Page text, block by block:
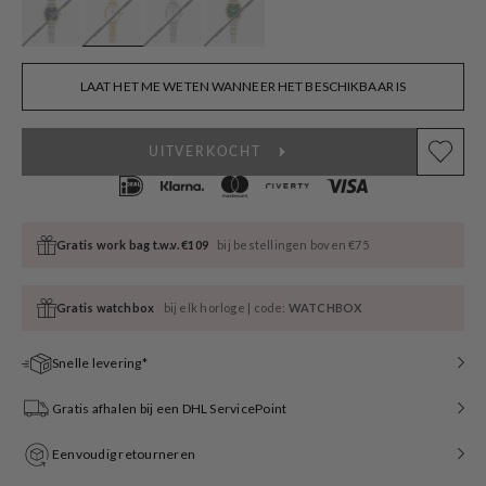
LAAT HET ME WETEN WANNEER HET BESCHIKBAAR IS
UITVERKOCHT
Gratis work bag t.w.v. €109 bij bestellingen boven €75
Gratis watchbox bij elk horloge | code: WATCHBOX
Snelle levering*
Gratis afhalen bij een DHL ServicePoint
Eenvoudig retourneren